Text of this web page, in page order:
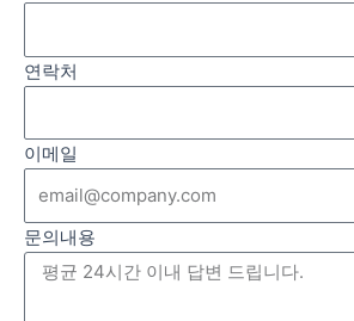
연락처
이메일
문의내용